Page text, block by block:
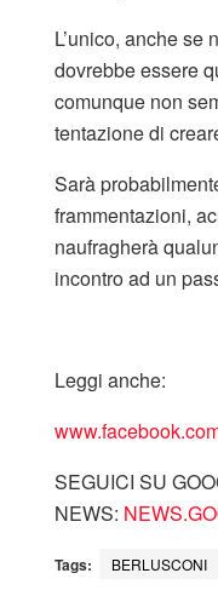
L’unico, anche se
dovrebbe essere
comunque non
tentazione di
Sarà
frammentazioni,
naufragherà
incontro ad un
Leggi anche:
SEGUICI SU
NEWS:
Tags: BERLUSCONI